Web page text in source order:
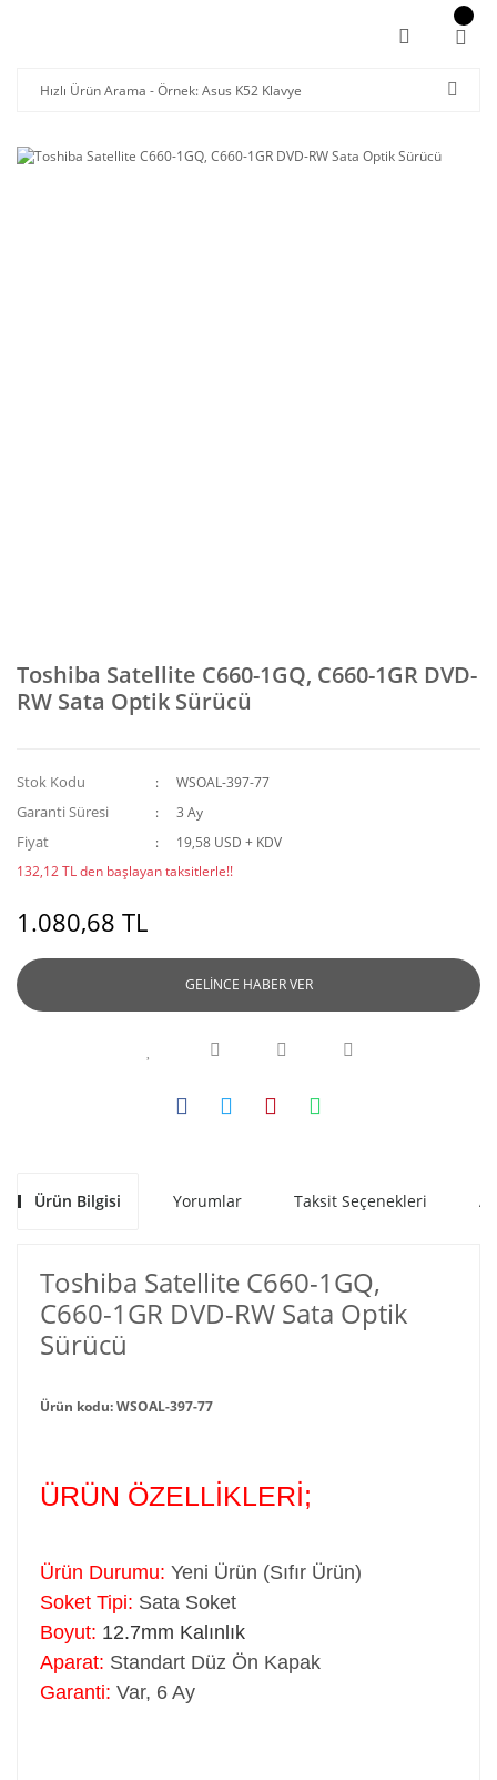
Toshiba Satellite C660-1GQ, C660-1GR DVD-
RW Sata Optik Sürücü
Stok Kodu WSOAL-397-77
Garanti Süresi 3 Ay
Fiyat
19,58 USD + KDV
132,12 TL den başlayan taksitlerle!!
1.080,68 TL
GELİNCE HABER VER
Ürün Bilgisi Yorumlar Taksit Seçenekleri
Toshiba Satellite C660-1GQ,
C660-1GR DVD-RW Sata Optik
Sürücü
Ürün kodu: WSOAL-397-77
ÜRÜN ÖZELLİKLERİ;
Ürün Durumu: Yeni Ürün (Sıfır Ürün)
Soket Tipi: Sata Soket
Boyut: 12.7mm Kalınlık
Aparat: Standart Düz Ön Kapak
Garanti: Var, 6 Ay